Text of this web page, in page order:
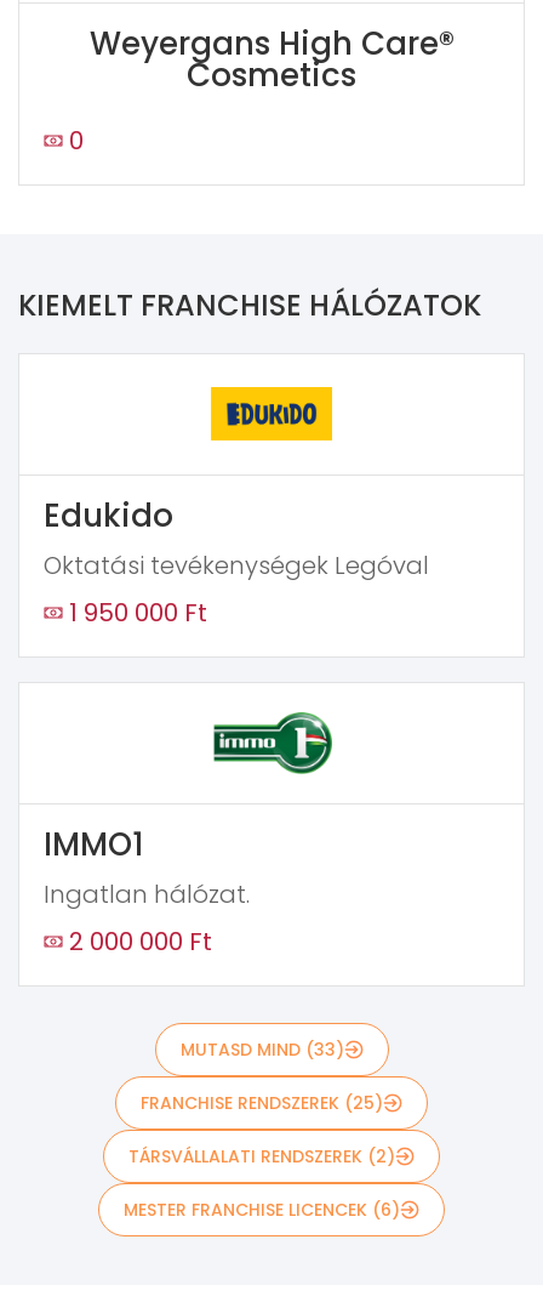
Weyergans High Care®
Cosmetics
0
KIEMELT FRANCHISE HÁLÓZATOK
Edukido
Oktatási tevékenységek Legóval
1 950 000 Ft
IMMO1
Ingatlan hálózat.
2 000 000 Ft
MUTASD MIND (33)
FRANCHISE RENDSZEREK (25)
TÁRSVÁLLALATI RENDSZEREK (2)
MESTER FRANCHISE LICENCEK (6)